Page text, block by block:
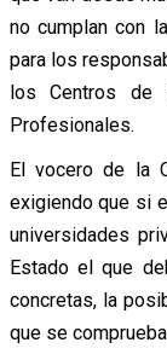
no cumplan con
para los
los Centros de
Profesionales.
El vocero de la
exigiendo que si
universidades
Estado el que
concretas, la
que se